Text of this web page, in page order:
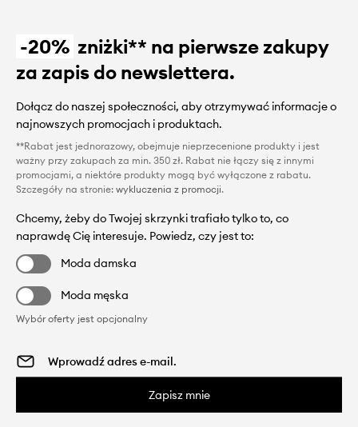
-20% zniżki** na pierwsze zakupy
za zapis do newslettera.
Dołącz do naszej społeczności, aby otrzymywać informacje o
najnowszych promocjach i produktach.
**Rabat jest jednorazowy, obejmuje nieprzecenione produkty i jest
ważny przy zakupach za min. 350 zł. Rabat nie łączy się z innymi
promocjami, a niektóre produkty mogą być wyłączone z rabatu.
Szczegóły na stronie: wykluczenia z promocji.
Chcemy, żeby do Twojej skrzynki trafiało tylko to, co
naprawdę Cię interesuje. Powiedz, czy jest to:
Moda damska
Moda męska
Wybór oferty jest opcjonalny
Zapisz mnie